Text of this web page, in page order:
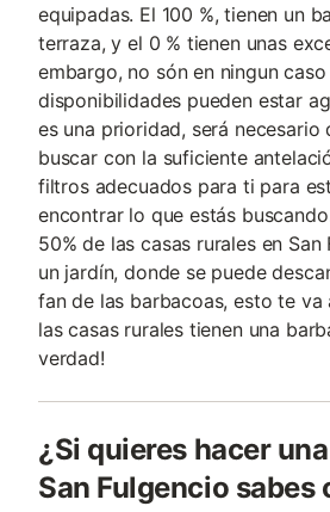
equipadas. El 100 %, tienen un
terraza, y el 0 % tienen unas
embargo, no són en ningun
disponibilidades pueden estar
es una prioridad, será necesario
buscar con la suficiente
filtros adecuados para ti para
encontrar lo que estás
50% de las casas rurales en San
un jardín, donde se puede
fan de las barbacoas, esto te va
las casas rurales tienen una
verdad!
¿Si quieres hacer
San Fulgencio sabes